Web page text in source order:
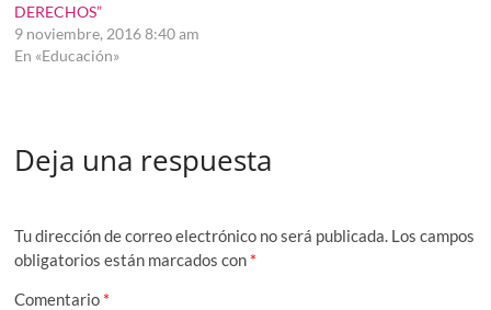
DERECHOS”
9 noviembre, 2016 8:40 am
En «Educación»
Deja una respuesta
Tu dirección de correo electrónico no será publicada. Los campos
obligatorios están marcados con *
Comentario *